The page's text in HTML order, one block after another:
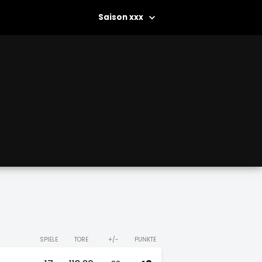
xxx
SPIELE TORE +/- PUNKTE